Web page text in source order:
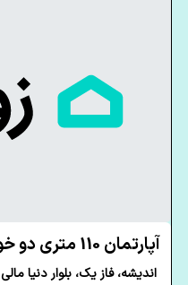
آپارتمان 110 متری دو خوابه در فاز 1 اندیشه
اندیشه، فاز یک، بلوار دنیا مالی